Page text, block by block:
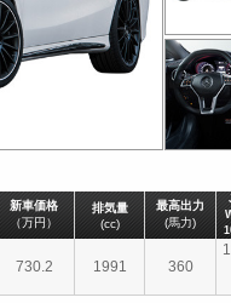
新車価格
（万円）
排気量
(cc)
最高出力
(馬力)
730.2 1991 360